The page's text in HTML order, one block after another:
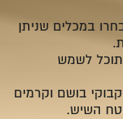
במכלים שניתן
לשמש
בושם וקרמים
השיש.